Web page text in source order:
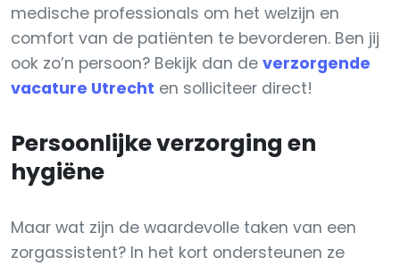
medische professionals om het welzijn en
comfort van de patiënten te bevorderen. Ben jij
ook zo’n persoon? Bekijk dan de verzorgende
vacature Utrecht en solliciteer direct!
Persoonlijke verzorging en
hygiëne
Maar wat zijn de waardevolle taken van een
zorgassistent? In het kort ondersteunen ze